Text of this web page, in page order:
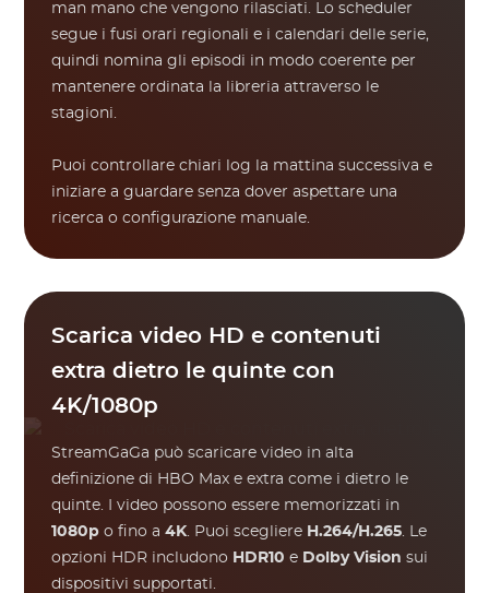
man mano che vengono rilasciati. Lo scheduler
segue i fusi orari regionali e i calendari delle serie,
quindi nomina gli episodi in modo coerente per
mantenere ordinata la libreria attraverso le
stagioni.
Puoi controllare chiari log la mattina successiva e
iniziare a guardare senza dover aspettare una
ricerca o configurazione manuale.
Scarica video HD e contenuti
extra dietro le quinte con
4K/1080p
StreamGaGa può scaricare video in alta
definizione di HBO Max e extra come i dietro le
quinte. I video possono essere memorizzati in
1080p o fino a4K. Puoi scegliere H.264/H.265. Le
opzioni HDR includono HDR10 e Dolby Vision sui
dispositivi supportati.